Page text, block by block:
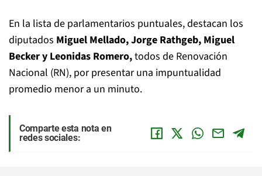
En la lista de parlamentarios puntuales, destacan los
diputados Miguel Mellado, Jorge Rathgeb, Miguel
Becker y Leonidas Romero,todos de Renovación
Nacional (RN), por presentar una impuntualidad
promedio menor a un minuto.
Comparte esta nota en
redes sociales: